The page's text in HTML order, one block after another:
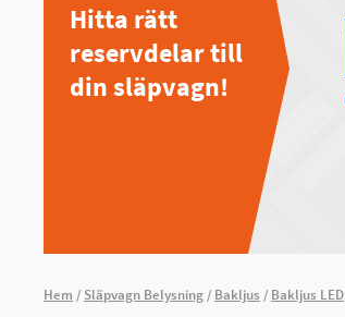
Hitta rätt
reservdelar till
din släpvagn!
Hem Släpvagn Belysning Bakljus Bakljus LED